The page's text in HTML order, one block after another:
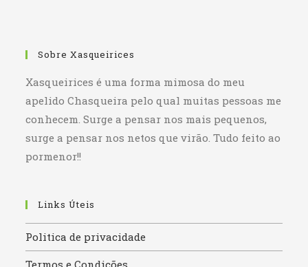
Sobre Xasqueirices
Xasqueirices é uma forma mimosa do meu
apelido Chasqueira pelo qual muitas pessoas me
conhecem. Surge a pensar nos mais pequenos,
surge a pensar nos netos que virão. Tudo feito ao
pormenor!!
Links Úteis
Politica de privacidade